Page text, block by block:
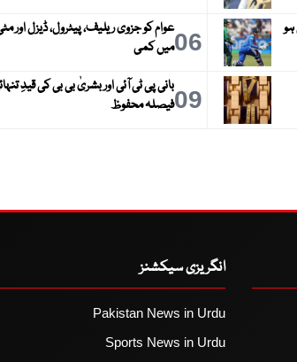
ہو
06عوام کو جزوی ریلیف، پیٹرول، ڈیزل اور
میں کمی
09بانی پی ٹی آئی اور بشریٰ بی بی کی قیدِ
فیصلہ محفوظ
انگریزی سیکشنز
Pakistan News in Urdu
Sports News in Urdu